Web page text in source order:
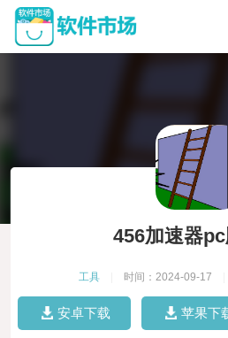
456加速器
工具 时间：2024-09-17
安卓下载 苹果下